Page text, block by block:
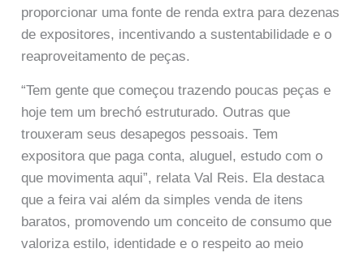
proporcionar uma fonte de renda extra para dezenas
de expositores, incentivando a sustentabilidade e o
reaproveitamento de peças.
“Tem gente que começou trazendo poucas peças e
hoje tem um brechó estruturado. Outras que
trouxeram seus desapegos pessoais. Tem
expositora que paga conta, aluguel, estudo com o
que movimenta aqui”, relata Val Reis. Ela destaca
que a feira vai além da simples venda de itens
baratos, promovendo um conceito de consumo que
valoriza estilo, identidade e o respeito ao meio